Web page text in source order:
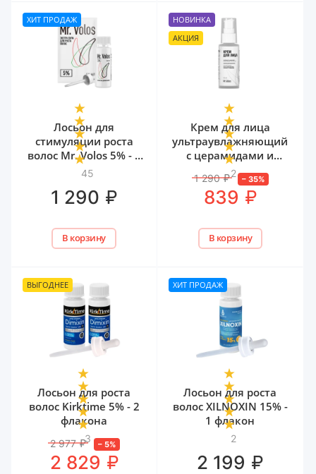
ХИТ ПРОДАЖ
45
Лосьон для
стимуляции роста
волос Mr. Volos 5% - 1
флакон
1 290 ₽
В корзину
НОВИНКА
АКЦИЯ
2
Крем для лица
ультраувлажняющий
с церамидами и
мочевиной Mr. Volos,
50 мл
1 290 ₽ – 35%
839 ₽
В корзину
ВЫГОДНЕЕ
3
Лосьон для роста
волос Kirktime 5% - 2
флакона
2 977 ₽ –5%
2 829 ₽
ХИТ ПРОДАЖ
2
Лосьон для роста
волос XILNOXIN 15% -
1 флакон
2 199 ₽